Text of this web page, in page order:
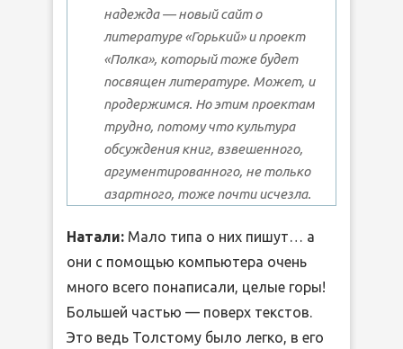
надежда — новый сайт о
литературе «Горький» и проект
«Полка», который тоже будет
посвящен литературе. Может, и
продержимся. Но этим проектам
трудно, потому что культура
обсуждения книг, взвешенного,
аргументированного, не только
азартного, тоже почти исчезла.
Натали: Мало типа о них пишут… а
они с помощью компьютера очень
много всего понаписали, целые горы!
Большей частью — поверх текстов.
Это ведь Толстому было легко, в его